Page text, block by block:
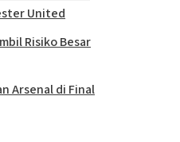
United
Risiko Besar
Arsenal di Final